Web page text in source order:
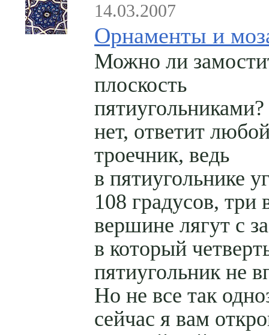
14.03.2007
Орнаменты и
Можно ли
плоскость
нет, ответит
троечник, ведь
в пятиугольнике
108 градусов, три
вершине лягут с
в который
пятиугольник не
Но не все так
сейчас я вам